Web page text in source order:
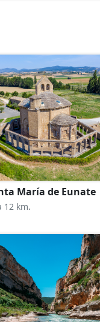
María de Eunate
12 km.